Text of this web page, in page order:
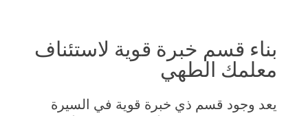
بناء قسم خبرة قوية لاستئناف
معلمك الطهي
يعد وجود قسم ذي خبرة قوية في السيرة